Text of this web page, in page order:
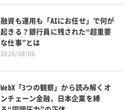
融資も運用も「AIにお任せ」で何が
起きる？銀行員に残された“超重要
な仕事”とは
2026/08/06
WebX「3つの観察」から読み解くオ
ンチェーン金融、日本企業を縛